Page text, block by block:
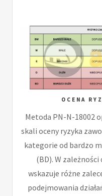
OCENA
Metoda PN-N-18002
skali oceny ryzyka
kategorie od bardzo
(BD). W
wskazuje różne
podejmowania